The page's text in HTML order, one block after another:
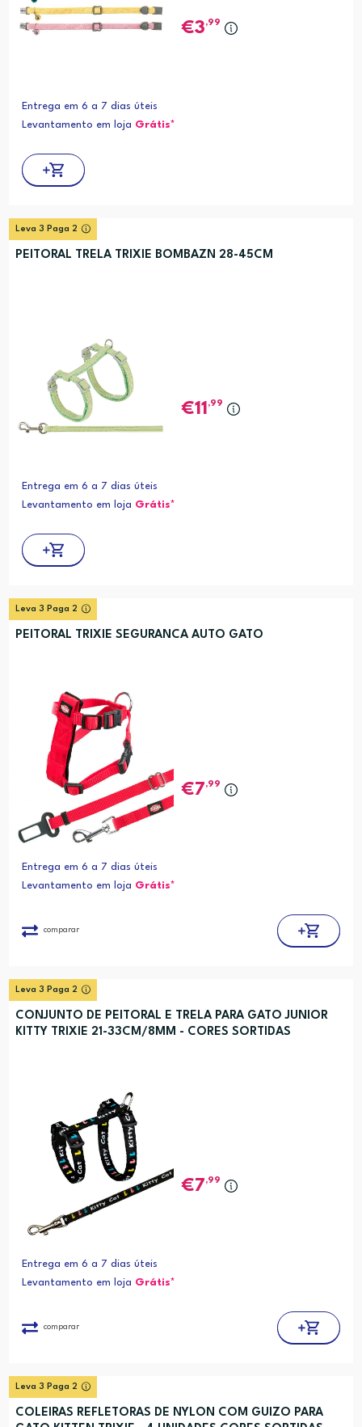
3,99
Entrega em 6 a 7 dias úteis
Levantamento em loja Grátis*
Leva 3 Paga 2
PEITORAL TRELA TRIXIE BOMBAZN 28-45CM
11 ,99
Entrega em 6 a 7 dias úteis
Levantamento em loja Grátis*
Leva 3 Paga 2
PEITORAL TRIXIE SEGURANCA AUTO GATO
7,99
Entrega em 6 a 7 dias úteis
Levantamento em loja Grátis*
comparar
Leva 3 Paga 2
CONJUNTO DE PEITORAL E TRELA PARA GATO JUNIOR
KITTY TRIXIE 21-33CM/8MM - CORES SORTIDAS
7,99
Entrega em 6 a 7 dias úteis
Levantamento em loja Grátis*
comparar
Leva 3 Paga 2
COLEIRAS REFLETORAS DE NYLON COM GUIZO PARA